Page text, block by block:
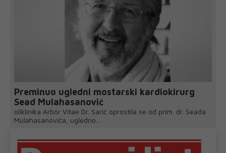
Preminuo ugledni mostarski kardiokirurg
Sead Mulahasanović
oliklinika Arbor Vitae Dr. Sarić oprostila se od prim. dr. Seada
Mulahasanovića, ugledno...